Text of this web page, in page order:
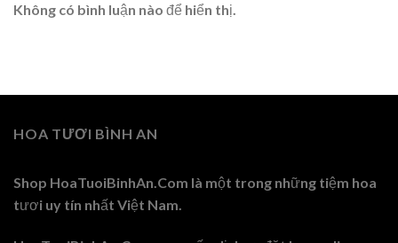
Không có bình luận nào để hiển thị.
HOA TƯƠI BÌNH AN
Shop HoaTuoiBinhAn.Com là một trong những tiệm hoa
tươi uy tín nhất Việt Nam.